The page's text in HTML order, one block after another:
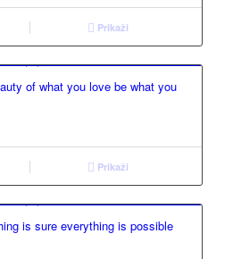
Prikaži
of what you love be what you
Prikaži
is sure everything is possible